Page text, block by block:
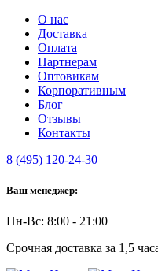
О нас
Доставка
Оплата
Партнерам
Оптовикам
Корпоративным
Блог
Отзывы
Контакты
8 (495) 120-24-30
Ваш менеджер:
Пн-Вс: 8:00 - 21:00
Срочная доставка за 1,5